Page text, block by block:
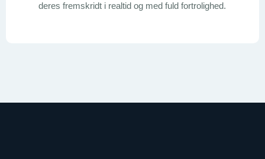
deres fremskridt i realtid og med fuld fortrolighed.